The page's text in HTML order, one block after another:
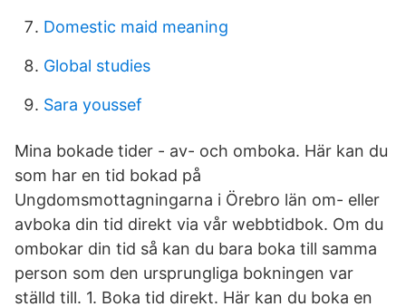
Domestic maid meaning
Global studies
Sara youssef
Mina bokade tider - av- och omboka. Här kan du
som har en tid bokad på
Ungdomsmottagningarna i Örebro län om- eller
avboka din tid direkt via vår webbtidbok. Om du
ombokar din tid så kan du bara boka till samma
person som den ursprungliga bokningen var
ställd till. 1. Boka tid direkt. Här kan du boka en